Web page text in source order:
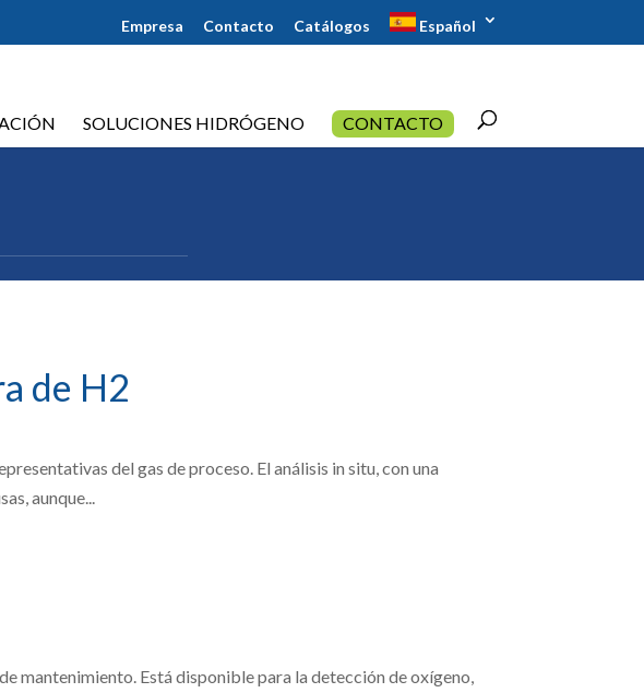
Empresa Contacto Catálogos Español
SOLUCIONES HIDRÓGENO CONTACTO
de H2
del gas de proceso. El análisis in situ, con una
aunque...
mantenimiento. Está disponible para la detección de oxígeno,